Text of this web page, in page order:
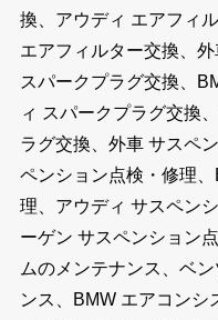
換、アウディ エアフィ
エアフィルター交換、
スパークプラグ交換、
ィ スパークプラグ交換
ラグ交換、外車 サスペ
ペンション点検・修理
理、アウディ サスペン
ーゲン サスペンション
ムのメンテナンス、ベ
ンス、BMW エアコンシ